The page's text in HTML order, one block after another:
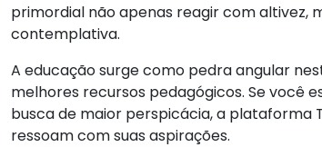
primordial não apenas reagir com altivez,
contemplativa.
A educação surge como pedra angular
melhores recursos pedagógicos. Se você
busca de maior perspicácia, a plataforma
ressoam com suas aspirações.